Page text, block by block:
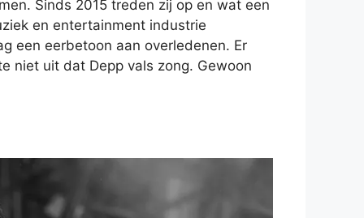
Sinds 2015 treden zij op en wat een
en entertainment industrie
een eerbetoon aan overledenen. Er
niet uit dat Depp vals zong. Gewoon